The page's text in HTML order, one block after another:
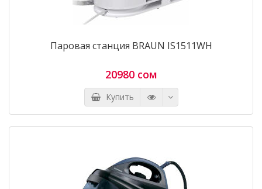
Паровая станция BRAUN IS1511WH
20980 сом
Купить